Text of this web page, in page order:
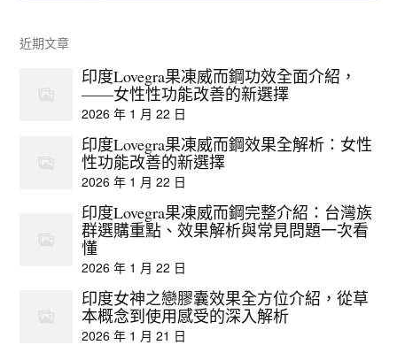
近期文章
印度Lovegra果凍威而鋼功效全面介紹，
——女性性功能改善的新選擇
2026 年 1 月 22 日
印度Lovegra果凍威而鋼效果全解析：女性
性功能改善的新選擇
2026 年 1 月 22 日
印度Lovegra果凍威而鋼完整介紹：台灣族
群選購重點、效果解析與常見問題一次看
懂
2026 年 1 月 22 日
印度女神之戀膠囊效果全方位介紹，從草
本概念到使用感受的深入解析
2026 年 1 月 21 日